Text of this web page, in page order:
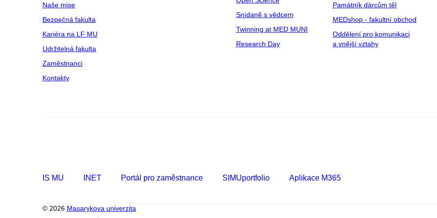
Naše mise
Bezpečná fakulta
Kariéra na LF MU
Udržitelná fakulta
Zaměstnanci
Kontakty
Snídaně s vědcem
Twinning at MED MUNI
Research Day
Památník dárcům těl
MEDshop - fakultní obchod
Oddělení pro komunikaci
a vnější vztahy
IS MU INET Portál pro zaměstnance SIMUportfolio Aplikace M365
© 2026 Masarykova univerzita